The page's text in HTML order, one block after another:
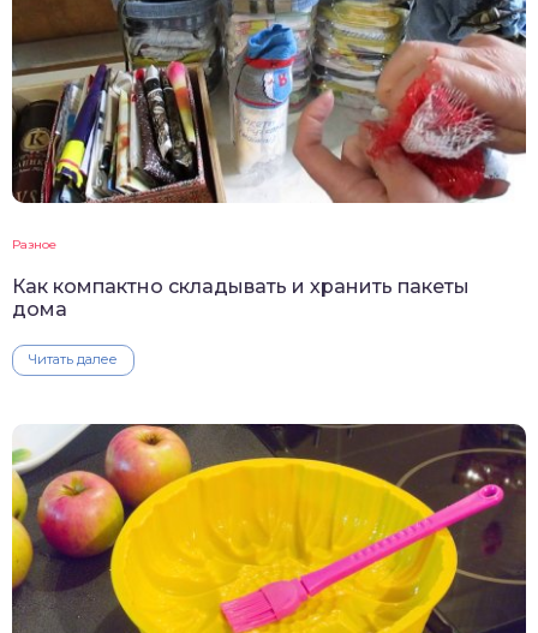
Разное
Как компактно складывать и хранить пакеты
дома
Читать далее